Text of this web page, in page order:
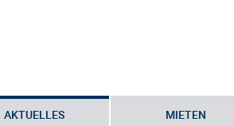
AKTUELLES MIETEN